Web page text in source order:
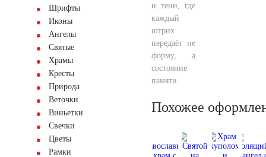
Шрифты
Иконы
Ангелы
Святые
Храмы
Кресты
Природа
Веточки
Виньетки
Свечки
Цветы
Рамки
и тени, где
каждый
штрих
передаёт не
форму, а
состояние
памяти.
Похожее